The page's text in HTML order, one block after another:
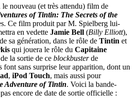
nouveau (et très attendu) film de
of Tintin: The Secrets of the
Ce film produit par M. Spielberg lui-
en vedette Jamie Bell (Billy Elliott),
sa génération, dans le rôle de Tintin et
qui jouera le rôle du Capitaine
la sortie de ce blockbusterde
sans surprise leur apparition, dont un
, iPod Touch, mais aussi pour
Adventure of Tintin. Voici la bande-
encore de date de sortie officielle :